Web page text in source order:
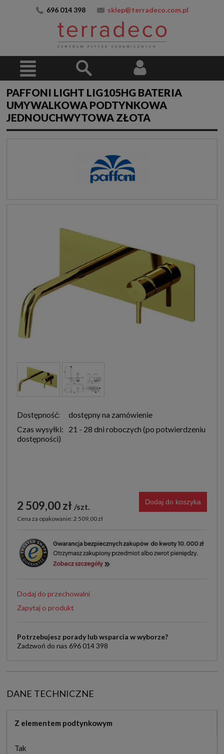
696 014 398 sklep@terradeco.com.pl
PAFFONI LIGHT LIG105HG BATERIA
UMYWALKOWA PODTYNKOWA
JEDNOUCHWYTOWA ZŁOTA
Dostępność:
dostępny na zamówienie
Czas wysyłki:
21 - 28 dni roboczych
2 509,00 zł szt.
Cena za opakowanie: 2 509,00 zł
Dodaj do koszyka
Dodaj do przechowalni
Zapytaj o produkt
Potrzebujesz porady lub wsparcia w wyborze?
Zadzwoń do nas 696 014 398
DANE TECHNICZNE
Z elementem podtynkowym
Tak